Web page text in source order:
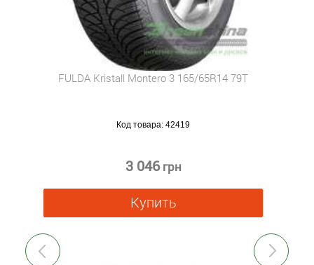
Previous
FULDA Kristall Montero 3 165/65R14 79T
Код товара:42419
3 046 грн
Купить
Next